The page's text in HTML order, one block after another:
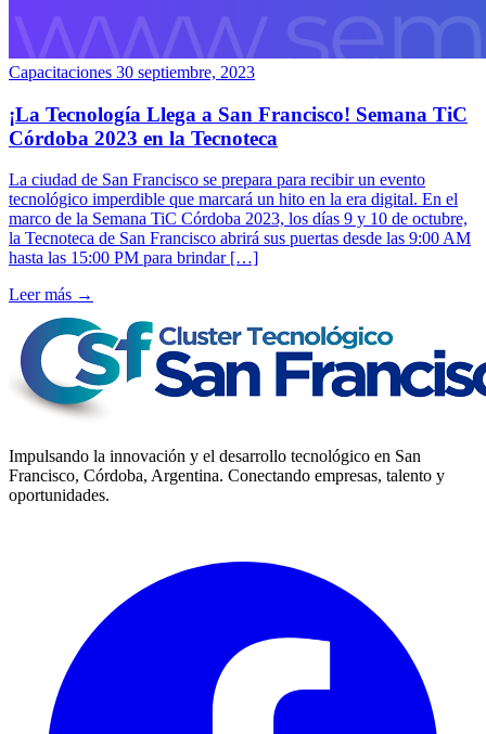
Capacitaciones 30 septiembre, 2023
¡La Tecnología Llega a San Francisco! Semana TiC
Córdoba 2023 en la Tecnoteca
La ciudad de San Francisco se prepara para recibir un evento
tecnológico imperdible que marcará un hito en la era digital. En el
marco de la Semana TiC Córdoba 2023, los días 9 y 10 de octubre,
la Tecnoteca de San Francisco abrirá sus puertas desde las 9:00 AM
hasta las 15:00 PM para brindar […]
Leer más →
Impulsando la innovación y el desarrollo tecnológico en San
Francisco, Córdoba, Argentina. Conectando empresas, talento y
oportunidades.